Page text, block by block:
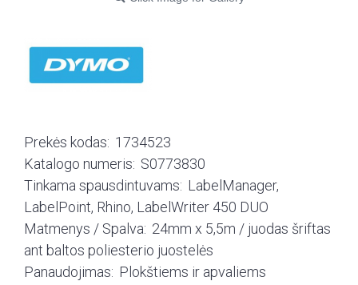
Prekės kodas: 1734523
Katalogo numeris: S0773830
Tinkama spausdintuvams: LabelManager,
LabelPoint, Rhino, LabelWriter 450 DUO
Matmenys / Spalva: 24mm x 5,5m / juodas šriftas
ant baltos poliesterio juostelės
Panaudojimas: Plokštiems ir apvaliems